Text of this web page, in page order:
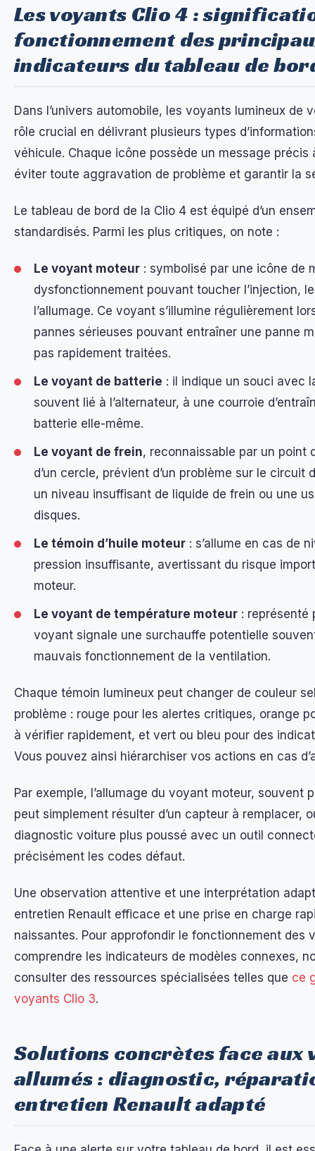
Les voyants Clio 4 :
fonctionnement des
indicateurs du tableau de
Dans l’univers automobile, les voyants lumineux de
rôle crucial en délivrant plusieurs types
véhicule. Chaque icône possède un message précis
éviter toute aggravation de problème et garantir la
Le tableau de bord de la Clio 4 est équipé d’un
standardisés. Parmi les plus critiques, on note :
Le voyant moteur : symbolisé par une icône de
dysfonctionnement pouvant toucher l’injection,
l’allumage. Ce voyant s’illumine régulièrement
pannes sérieuses pouvant entraîner une panne
pas rapidement traitées.
Le voyant de batterie : il indique un souci avec
souvent lié à l’alternateur, à une courroie
batterie elle-même.
Le voyant de frein, reconnaissable par un point
d’un cercle, prévient d’un problème sur le circuit
un niveau insuffisant de liquide de frein ou une
disques.
Le témoin d’huile moteur : s’allume en cas de
pression insuffisante, avertissant du risque
moteur.
Le voyant de température moteur : représenté
voyant signale une surchauffe potentielle
mauvais fonctionnement de la ventilation.
Chaque témoin lumineux peut changer de couleur
problème : rouge pour les alertes critiques, orange
à vérifier rapidement, et vert ou bleu pour des
Vous pouvez ainsi hiérarchiser vos actions en cas
Par exemple, l’allumage du voyant moteur, souvent
peut simplement résulter d’un capteur à remplacer,
diagnostic voiture plus poussé avec un outil
précisément les codes défaut.
Une observation attentive et une interprétation
entretien Renault efficace et une prise en charge
naissantes. Pour approfondir le fonctionnement des
comprendre les indicateurs de modèles connexes,
consulter des ressources spécialisées telles que ce
voyants Clio 3.
Solutions concrètes face aux
allumés : diagnostic,
entretien Renault adapté